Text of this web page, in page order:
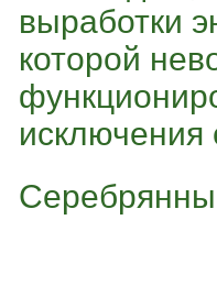
выработки
которой
исключения